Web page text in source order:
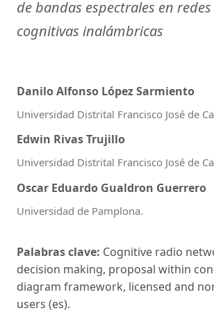
de bandas espectrales en
cognitivas inalámbricas
Danilo Alfonso López Sarmiento
Universidad Distrital Francisco José de
Edwin Rivas Trujillo
Universidad Distrital Francisco José de
Oscar Eduardo Gualdron Guerrero
Universidad de Pamplona.
Palabras clave: Cognitive radio
decision making, proposal within
diagram framework, licensed and
users (es).